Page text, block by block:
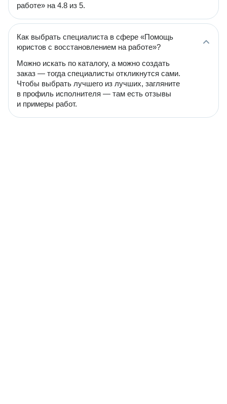
работе» на 4.8 из 5.
Как выбрать специалиста в сфере «Помощь
юристов с восстановлением на работе»?
Можно искать по каталогу, а можно создать
заказ — тогда специалисты откликнутся сами.
Чтобы выбрать лучшего из лучших, загляните
в профиль исполнителя — там есть отзывы
и примеры работ.